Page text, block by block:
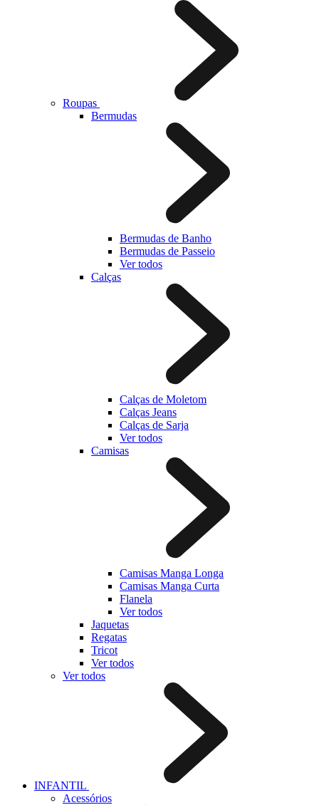
Roupas
Bermudas
Bermudas de Banho
Bermudas de Passeio
Ver todos
Calças
Calças de Moletom
Calças Jeans
Calças de Sarja
Ver todos
Camisas
Camisas Manga Longa
Camisas Manga Curta
Flanela
Ver todos
Jaquetas
Regatas
Tricot
Ver todos
Ver todos
INFANTIL
Acessórios